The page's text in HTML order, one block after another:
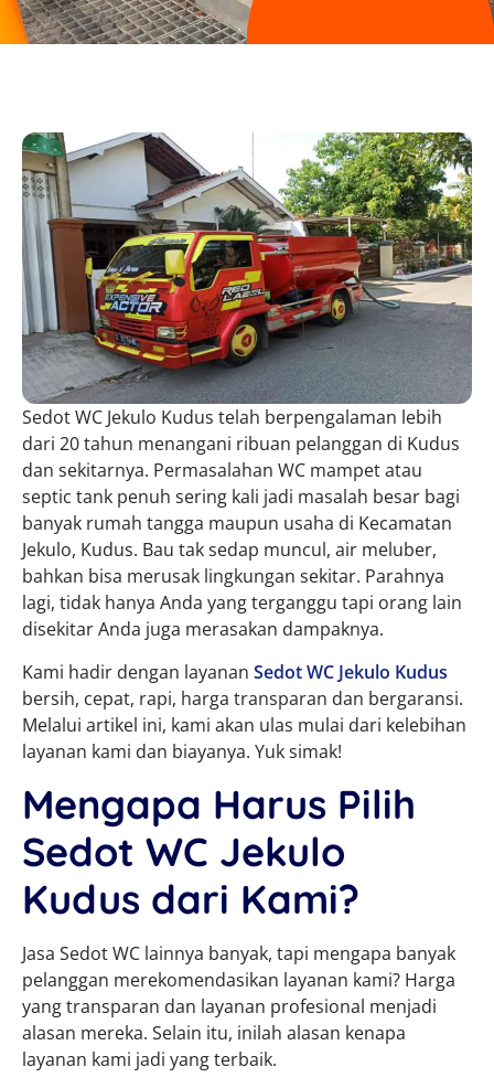
Sedot WC Jekulo Kudus telah berpengalaman lebih
dari 20 tahun menangani ribuan pelanggan di Kudus
dan sekitarnya. Permasalahan WC mampet atau
septic tank penuh sering kali jadi masalah besar bagi
banyak rumah tangga maupun usaha di Kecamatan
Jekulo, Kudus. Bau tak sedap muncul, air meluber,
bahkan bisa merusak lingkungan sekitar. Parahnya
lagi, tidak hanya Anda yang terganggu tapi orang lain
disekitar Anda juga merasakan dampaknya.
Kami hadir dengan layanan Sedot WC Jekulo Kudus
bersih, cepat, rapi, harga transparan dan bergaransi.
Melalui artikel ini, kami akan ulas mulai dari kelebihan
layanan kami dan biayanya. Yuk simak!
Mengapa Harus Pilih
Sedot WC Jekulo
Kudus dari Kami?
Jasa Sedot WC lainnya banyak, tapi mengapa banyak
pelanggan merekomendasikan layanan kami? Harga
yang transparan dan layanan profesional menjadi
alasan mereka. Selain itu, inilah alasan kenapa
layanan kami jadi yang terbaik.